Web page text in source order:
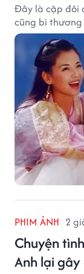
Đây là cặp đôi
cũng bi thương
PHIM ẢNH 2
Chuyện
Anh lại gây